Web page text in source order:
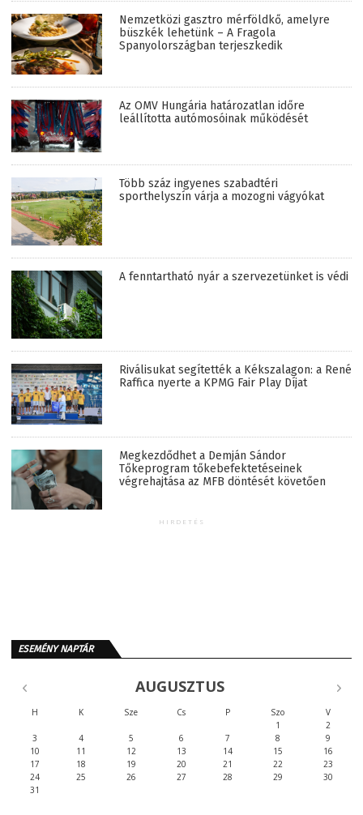
Nemzetközi gasztro mérföldkő, amelyre
büszkék lehetünk – A Fragola
Spanyolországban terjeszkedik
Az OMV Hungária határozatlan időre
leállította autómosóinak működését
Több száz ingyenes szabadtéri
sporthelyszín várja a mozogni vágyókat
A fenntartható nyár a szervezetünket is védi
Riválisukat segítették a Kékszalagon: a René
Raffica nyerte a KPMG Fair Play Díjat
Megkezdődhet a Demján Sándor
Tőkeprogram tőkebefektetéseinek
végrehajtása az MFB döntését követően
HIRDETÉS
ESEMÉNY NAPTÁR
AUGUSZTUS
H K Sze Cs P Szo
V
1
2
3
4 5 6 7 8
9
10
11 12 13 14 15
16
17
18 19 20 21 22
23
24
25 26 27 28 29
30
31